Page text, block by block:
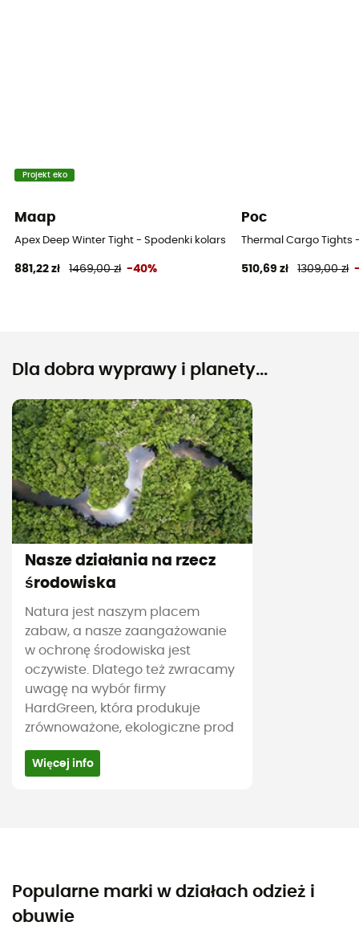
Projekt eko
Maap
Apex Deep Winter Tight - Spodenki kolarskie z szelkami rowerowe
881,22 zł 1469,00 zł -40%
Poc
Thermal Cargo Tights
510,69 zł 1309,00 zł
Dla dobra wyprawy i planety...
Nasze działania na rzecz
środowiska
Natura jest naszym placem
zabaw, a nasze zaangażowanie
w ochronę środowiska jest
oczywiste. Dlatego też zwracamy
uwagę na wybór firmy
HardGreen, która produkuje
zrównoważone, ekologiczne prod
Więcej info
Popularne marki w działach odzież i
obuwie